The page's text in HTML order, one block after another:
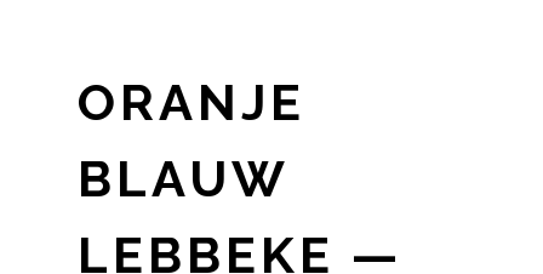
ORANJE
BLAUW
LEBBEKE —